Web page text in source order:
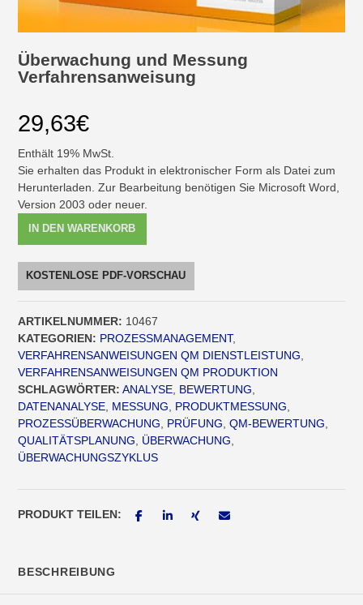
Überwachung und Messung
Verfahrensanweisung
29,63€
Enthält 19% MwSt.
Sie erhalten das Produkt in elektronischer Form als Datei zum
Herunterladen. Zur Bearbeitung benötigen Sie Microsoft Word,
Version 2003 oder neuer.
Überwachung
Verfahrensanweisung
[Digital]
IN DEN WARENKORB
KOSTENLOSE PDF-VORSCHAU
ARTIKELNUMMER: 10467
KATEGORIEN: PROZESSMANAGEMENT,
VERFAHRENSANWEISUNGEN QM DIENSTLEISTUNG
VERFAHRENSANWEISUNGEN QM PRODUKTION
SCHLAGWÖRTER: ANALYSE BEWERTUNG
DATENANALYSE MESSUNG PRODUKTMESSUNG
PROZESSÜBERWACHUNG
PRÜFUNG ,QM-BEWERTUNG
QUALITÄTSPLANUNG
ÜBERWACHUNG
ÜBERWACHUNGSZYKLUS
PRODUKT TEILEN:
BESCHREIBUNG